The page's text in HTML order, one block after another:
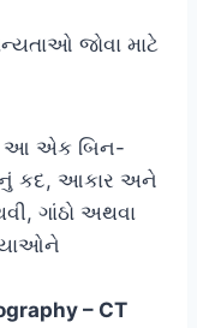
જોવા માટે
આ એક બિન-
કદ, આકાર અને
ગાંઠો અથવા
– CT